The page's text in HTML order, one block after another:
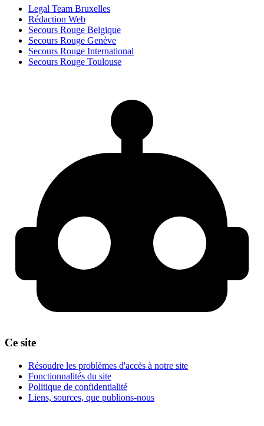
Legal Team Bruxelles
Rédaction Web
Secours Rouge Belgique
Secours Rouge Genève
Secours Rouge International
Secours Rouge Toulouse
Ce site
Résoudre les problèmes d'accès à notre site
Fonctionnalités du site
Politique de confidentialité
Liens, sources, que publions-nous